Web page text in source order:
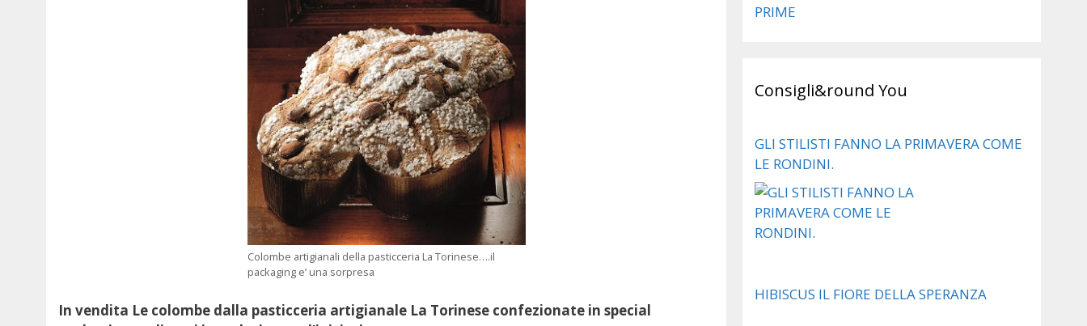
Colombe artigianali della pasticceria La Torinese….il
packaging e’ una sorpresa
In vendita Le colombe dalla pasticceria artigianale La Torinese confezionate in special
PRIME
Consigli&round You
GLI STILISTI FANNO LA PRIMAVERA COME
LE RONDINI.
HIBISCUS IL FIORE DELLA SPERANZA